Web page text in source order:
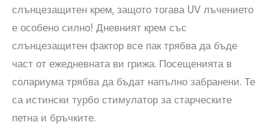
слънцезащитен крем, защото тогава UV лъчението
е особено силно! Дневният крем със
слънцезащитен фактор все пак трябва да бъде
част от ежедневната ви грижа. Посещенията в
солариума трябва да бъдат напълно забранени. Те
са истински турбо стимулатор за старческите
петна и бръчките.